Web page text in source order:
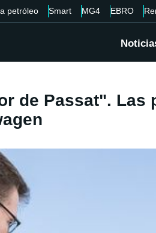
petróleo Smart MG4 EBRO
de Passat". Las